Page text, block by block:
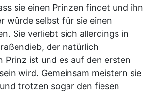
sie einen Prinzen findet und ihn
würde selbst für sie einen
Sie verliebt sich allerdings in
der natürlich
Prinz ist und es auf den ersten
wird. Gemeinsam meistern sie
trotzen sogar den fiesen